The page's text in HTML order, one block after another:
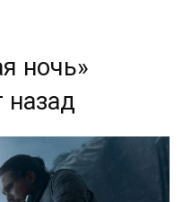
ночь»
назад